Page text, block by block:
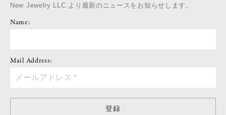
New Jewelry LLC.より最新のニュースをお知らせします。
Name:
Mail Address:
登録